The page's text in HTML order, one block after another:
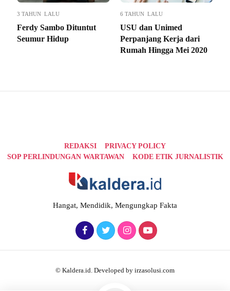
3 TAHUN LALU
Ferdy Sambo Dituntut
Seumur Hidup
6 TAHUN LALU
USU dan Unimed
Perpanjang Kerja dari
Rumah Hingga Mei 2020
REDAKSI
PRIVACY POLICY
SOP PERLINDUNGAN WARTAWAN
KODE ETIK JURNALISTIK
Hangat, Mendidik, Mengungkap Fakta
© Kaldera.id. Developed by irzasolusi.com